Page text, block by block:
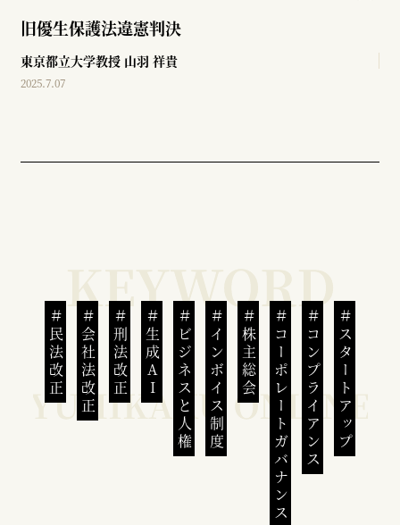
旧優生保護法違憲判決
東京都立大学教授 山羽 祥貴
2025.7.07
民法改正 会社法改正 刑法改正 生成AI ビジネスと人権インボイス制度 株主総会 コーポレートガバナンスコンプライアンススタートアップ